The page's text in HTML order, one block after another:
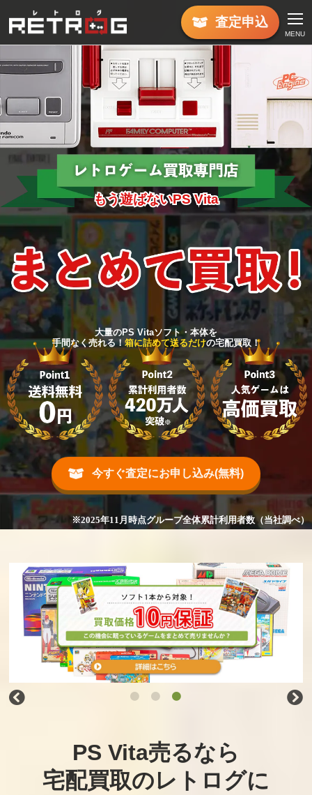
査定申込
MENU
もう遊ばないPS Vita
もう遊ばないPS Vita
大量のPS Vitaソフト・本体を
手間なく売れる！箱に詰めて送るだけの宅配買取！
今すぐ査定にお申し込み(無料)
PS Vita売るなら
宅配買取のレトログに